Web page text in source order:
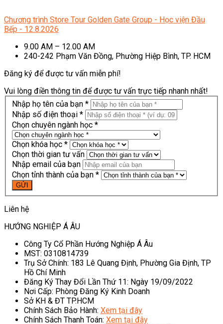
Chương trình Store Tour Golden Gate Group - Học viện Đầu
Bếp - 12.8.2026
9.00 AM – 12.00 AM
240-242 Phạm Văn Đồng, Phường Hiệp Bình, TP. HCM
Đăng ký để được tư vấn miễn phí!
Vui lòng điền thông tin để được tư vấn trực tiếp nhanh nhất!
Nhập họ tên của bạn *
Nhập số điện thoại *
Chọn chuyên ngành học *
Chọn khóa học *
Chọn thời gian tư vấn
Nhập email của bạn
Chọn tỉnh thành của bạn *
Liên hệ
HƯỚNG NGHIỆP Á ÂU
Công Ty Cổ Phần Hướng Nghiệp Á Âu
MST: 0310814739
Trụ Sở Chính: 183 Lê Quang Định, Phường Gia Định, TP
Hồ Chí Minh
Đăng Ký Thay Đổi Lần Thứ 11: Ngày 19/09/2022
Nơi Cấp: Phòng Đăng Ký Kinh Doanh
Sở KH & ĐT TP.HCM
Chính Sách Bảo Hành: Xem tại đây
Chính Sách Thanh Toán: Xem tại đây